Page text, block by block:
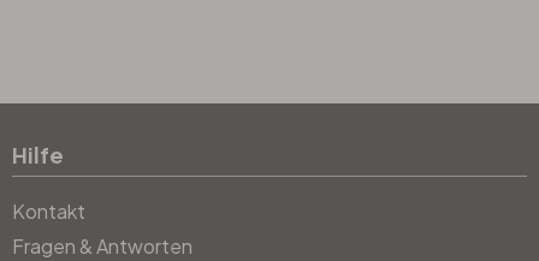
Hilfe
Kontakt
Fragen & Antworten